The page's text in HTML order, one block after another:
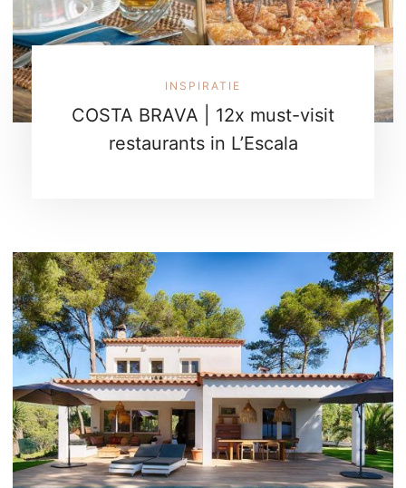
INSPIRATIE
COSTA BRAVA | 12x must-visit
restaurants in L’Escala